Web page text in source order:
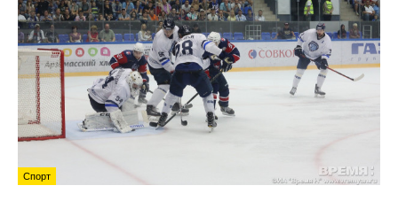
Спорт